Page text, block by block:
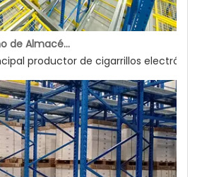
Proyecto de Diseño de Almacén Automatizado (Lanzadera de Cuatro Vías)
productor de cigarrillos